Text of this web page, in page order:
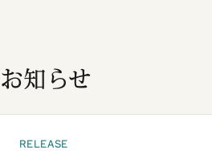
お知らせ
RELEASE